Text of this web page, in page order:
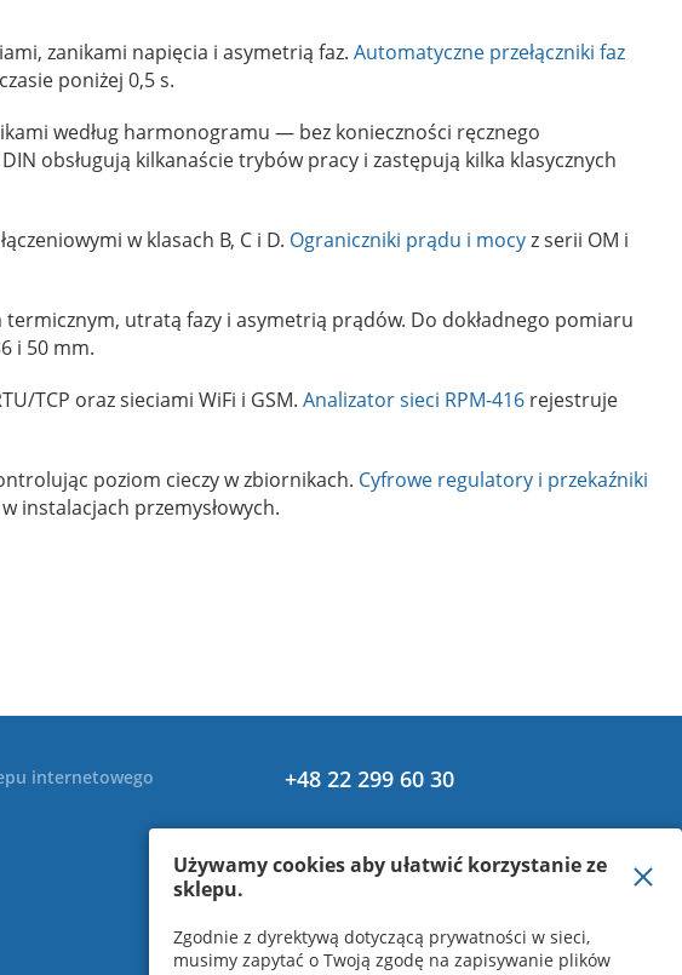
Używamy cookies aby ułatwić korzystanie ze
sklepu.
Zgodnie z dyrektywą dotyczącą prywatności w sieci,
musimy zapytać o Twoją zgodę na zapisywanie plików
zanikami napięcia i asymetrią faz. Automatyczne przełączniki faz
poniżej 0,5 s.
według harmonogramu — bez konieczności ręcznego
obsługują kilkanaście trybów pracy i zastępują kilka klasycznych
w klasach B, C i D. Ograniczniki prądu i mocyz serii OM i
utratą fazy i asymetrią prądów. Do dokładnego pomiaru
i 50 mm.
TCP oraz sieciami WiFi i GSM. Analizator sieci RPM-416 rejestruje
poziom cieczy w zbiornikach. Cyfrowe regulatory i przekaźniki
instalacjach przemysłowych.
internetowego +48 22 299 60 30